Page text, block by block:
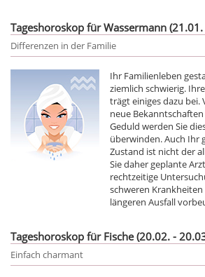
Tageshoroskop für Wassermann
Differenzen in der Familie
Ihr Familienleben
ziemlich schwierig.
trägt einiges dazu bei.
neue
Geduld werden Sie
überwinden. Auch Ihr
Zustand ist nicht der
Sie daher geplante
rechtzeitige
schweren
längeren Ausfall
Tageshoroskop für Fische (20.02. -
Einfach charmant